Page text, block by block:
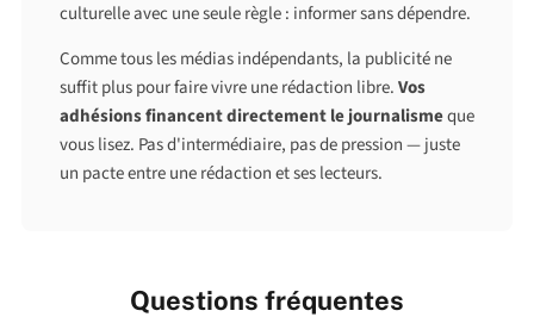
culturelle avec une seule règle : informer sans dépendre.
Comme tous les médias indépendants, la publicité ne
suffit plus pour faire vivre une rédaction libre.Vos
adhésions financent directement le journalismeque
vous lisez. Pas d'intermédiaire, pas de pression — juste
un pacte entre une rédaction et ses lecteurs.
Questions fréquentes